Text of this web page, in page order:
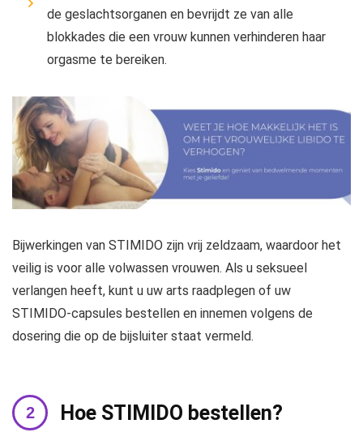
de geslachtsorganen en bevrijdt ze van alle
blokkades die een vrouw kunnen verhinderen haar
orgasme te bereiken.
Bijwerkingen van STIMIDO zijn vrij zeldzaam, waardoor het
veilig is voor alle volwassen vrouwen. Als u seksueel
verlangen heeft, kunt u uw arts raadplegen of uw
STIMIDO-capsules bestellen en innemen volgens de
dosering die op de bijsluiter staat vermeld.
Hoe STIMIDO bestellen?